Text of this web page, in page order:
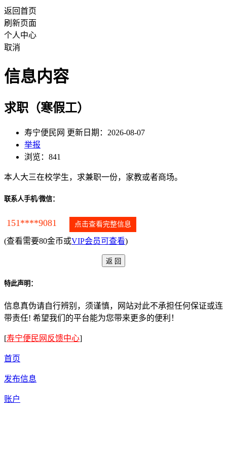
返回首页
刷新页面
个人中心
取消
信息内容
求职（寒假工）
寿宁便民网 更新日期：2026-08-07
举报
浏览：841
本人大三在校学生，求兼职一份，家教或者商场。
联系人手机/微信：
151****9081 点击查看完整信息
(查看需要80金币或VIP会员可查看)
特此声明：
信息真伪请自行辨别，须谨慎，网站对此不承担任何保证或连
带责任! 希望我们的平台能为您带来更多的便利！
[寿宁便民网反馈中心]
首页
发布信息
账户